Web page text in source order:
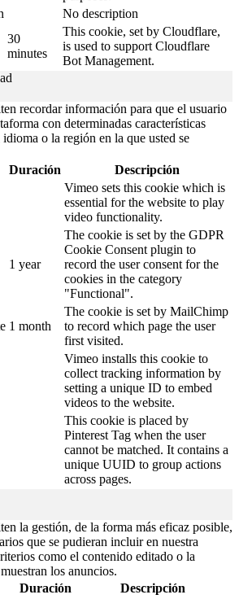
No description
30
minutes
This cookie, set by Cloudflare,
is used to support Cloudflare
Bot Management.
recordar información para que el usuario
con determinadas características
o la región en la que usted se
Duración Descripción
Vimeo sets this cookie which is
essential for the website to play
video functionality.
1 year
The cookie is set by the GDPR
Cookie Consent plugin to
record the user consent for the
cookies in the category
"Functional".
1 month
The cookie is set by MailChimp
to record which page the user
first visited.
Vimeo installs this cookie to
collect tracking information by
setting a unique ID to embed
videos to the website.
This cookie is placed by
Pinterest Tag when the user
cannot be matched. It contains a
unique UUID to group actions
across pages.
la gestión, de la forma más eficaz posible,
que se pudieran incluir en nuestra
como el contenido editado o la
los anuncios.
Duración
Descripción